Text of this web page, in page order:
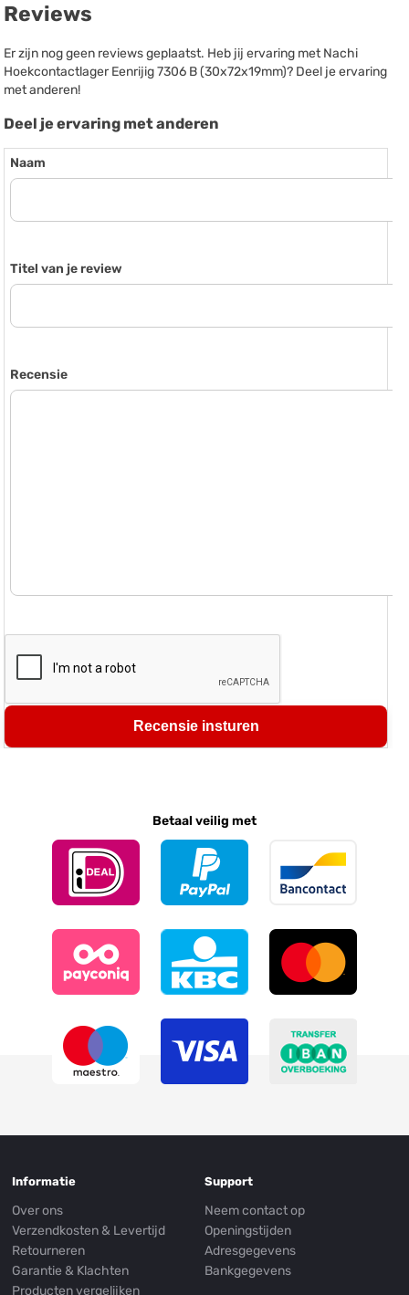
Reviews
Er zijn nog geen reviews geplaatst. Heb jij ervaring met Nachi
Hoekcontactlager Eenrijig 7306 B (30x72x19mm)? Deel je ervaring
met anderen!
Deel je ervaring met anderen
Naam
Titel van je review
Recensie
Recensie insturen
Betaal veilig met
Informatie
Over ons
Verzendkosten & Levertijd
Retourneren
Garantie & Klachten
Producten vergelijken
Support
Neem contact op
Openingstijden
Adresgegevens
Bankgegevens